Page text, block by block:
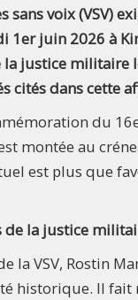
sans voix (VSV)
1er juin 2026 à
la justice
cités dans cette
du
est montée au
est plus que
de la justice
la VSV, Rostin
historique. Il fait